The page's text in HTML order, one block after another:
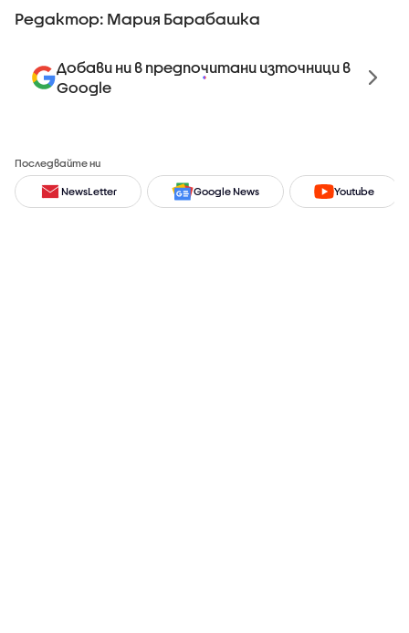
Редактор: Мария Барабашка
Добави ни в предпочитани източници в
Google
Последвайте ни
NewsLetter Google News Youtube